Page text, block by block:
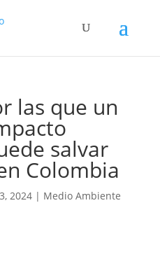
las que un
salvar
Colombia
2024| Medio Ambiente